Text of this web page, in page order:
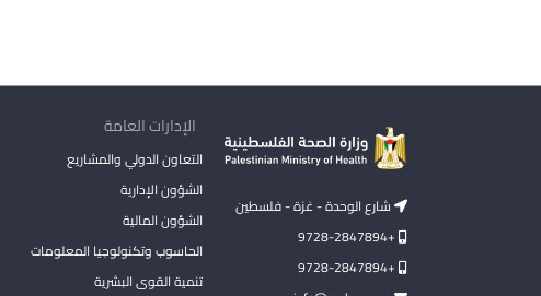
شارع الوحدة - غزة - فلسطين
+9728-2847894
+9728-2847894
الإدارات العامة
التعاون الدولي والمشاريع
الشؤون الإدارية
الشؤون المالية
الحاسوب وتكنولوجيا المعلومات
تنمية القوى البشرية